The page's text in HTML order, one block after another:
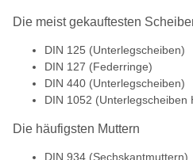
Die meist gekauftesten
DIN 125 (Unterlegscheiben)
DIN 127 (Federringe)
DIN 440 (Unterlegscheiben)
DIN 1052 (Unterlegscheiben
Die häufigsten Muttern
DIN 934 (Sechskantmuttern)